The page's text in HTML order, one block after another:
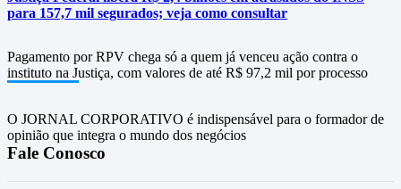
para 157,7 mil segurados; veja como consultar
Pagamento por RPV chega só a quem já venceu ação contra o
instituto na Justiça, com valores de até R$ 97,2 mil por processo
O JORNAL CORPORATIVO é indispensável para o formador de
opinião que integra o mundo dos negócios
Fale Conosco